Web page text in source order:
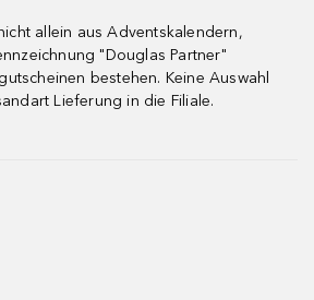
allein aus Adventskalendern,
"Douglas Partner"
bestehen. Keine Auswahl
Lieferung in die Filiale.